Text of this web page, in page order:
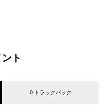
ト
0 トラックバック